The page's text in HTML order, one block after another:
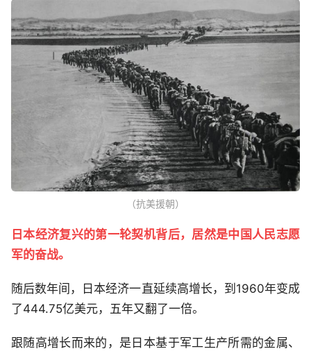
（抗美援朝）
日本经济复兴的第一轮契机背后，居然是中国人民志愿
军的奋战。
随后数年间，日本经济一直延续高增长，到1960年变成
了444.75亿美元，五年又翻了一倍。
跟随高增长而来的，是日本基于军工生产所需的金属、